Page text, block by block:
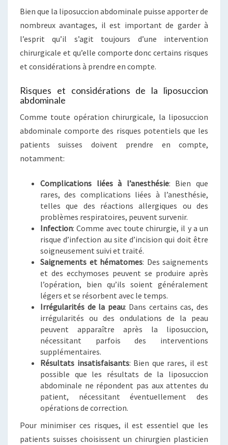
Bien que la liposuccion abdominale puisse apporter de
nombreux avantages, il est important de garder à
l’esprit qu’il s’agit toujours d’une intervention
chirurgicale et qu’elle comporte donc certains risques
et considérations à prendre en compte.
Risques et considérations de la liposuccion
abdominale
Comme toute opération chirurgicale, la liposuccion
abdominale comporte des risques potentiels que les
patients suisses doivent prendre en compte,
notamment:
Complications liées à l’anesthésie: Bien que
rares, des complications liées à l’anesthésie,
telles que des réactions allergiques ou des
problèmes respiratoires, peuvent survenir.
Infection: Comme avec toute chirurgie, il y a un
risque d’infection au site d’incision qui doit être
soigneusement suivi et traité.
Saignements et hématomes: Des saignements
et des ecchymoses peuvent se produire après
l’opération, bien qu’ils soient généralement
légers et se résorbent avec le temps.
Irrégularités de la peau: Dans certains cas, des
irrégularités ou des ondulations de la peau
peuvent apparaître après la liposuccion,
nécessitant parfois des interventions
supplémentaires.
Résultats insatisfaisants: Bien que rares, il est
possible que les résultats de la liposuccion
abdominale ne répondent pas aux attentes du
patient, nécessitant éventuellement des
opérations de correction.
Pour minimiser ces risques, il est essentiel que les
patients suisses choisissent un chirurgien plasticien